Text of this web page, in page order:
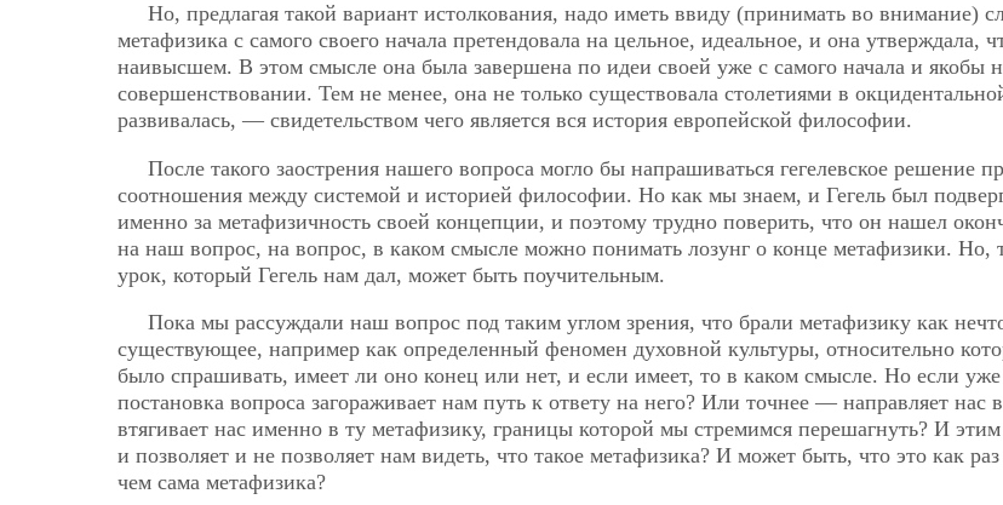
Но, предлагая такой вариант истолкования, надо иметь ввиду (принимать во внимание)
метафизика с самого своего начала претендовала на цельное, идеальное, и она утверждала,
наивысшем. В этом смысле она была завершена по идеи своей уже с самого начала и якобы
совершенствовании. Тем не менее, она не только существовала столетиями в
развивалась, — свидетельством чего является вся история европейской философии.
После такого заострения нашего вопроса могло бы напрашиваться гегелевское решение
соотношения между системой и историей философии. Но как мы знаем, и Гегель был
именно за метафизичность своей концепции, и поэтому трудно поверить, что он нашел
на наш вопрос, на вопрос, в каком смысле можно понимать лозунг о конце метафизики. Но,
урок, который Гегель нам дал, может быть поучительным.
Пока мы рассуждали наш вопрос под таким углом зрения, что брали метафизику как
существующее, например как определенный феномен духовной культуры, относительно
было спрашивать, имеет ли оно конец или нет, и если имеет, то в каком смысле. Но если уже
постановка вопроса загораживает нам путь к ответу на него? Или точнее — направляет нас в
втягивает нас именно в ту метафизику, границы которой мы стремимся перешагнуть? И
и позволяет и не позволяет нам видеть, что такое метафизика? И может быть, что это как
чем сама метафизика?